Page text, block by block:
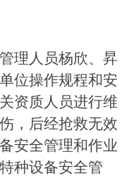
理人员杨欣、昇
位操作规程和安
资质人员进行维
，后经抢救无效
安全管理和作业
种设备安全管